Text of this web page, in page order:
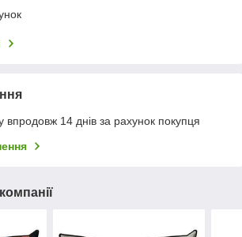
впродовж 14 днів за рахунок покупця